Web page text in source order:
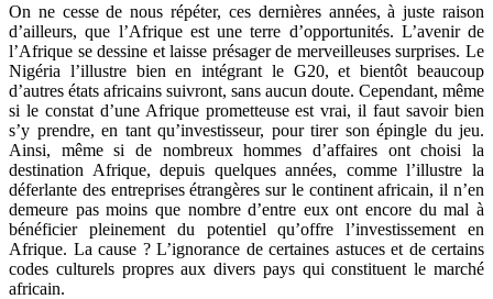
On ne cesse de nous répéter, ces dernières années, à juste raison
d’ailleurs, que l’Afrique est une terre d’opportunités. L’avenir de
l’Afrique se dessine et laisse présager de merveilleuses surprises. Le
Nigéria l’illustre bien en intégrant le G20, et bientôt beaucoup
d’autres états africains suivront, sans aucun doute. Cependant, même
si le constat d’une Afrique prometteuse est vrai, il faut savoir bien
s’y prendre, en tant qu’investisseur, pour tirer son épingle du jeu.
Ainsi, même si de nombreux hommes d’affaires ont choisi la
destination Afrique, depuis quelques années, comme l’illustre la
déferlante des entreprises étrangères sur le continent africain, il n’en
demeure pas moins que nombre d’entre eux ont encore du mal à
bénéficier pleinement du potentiel qu’offre l’investissement en
Afrique. La cause ? L’ignorance de certaines astuces et de certains
codes culturels propres aux divers pays qui constituent le marché
africain.